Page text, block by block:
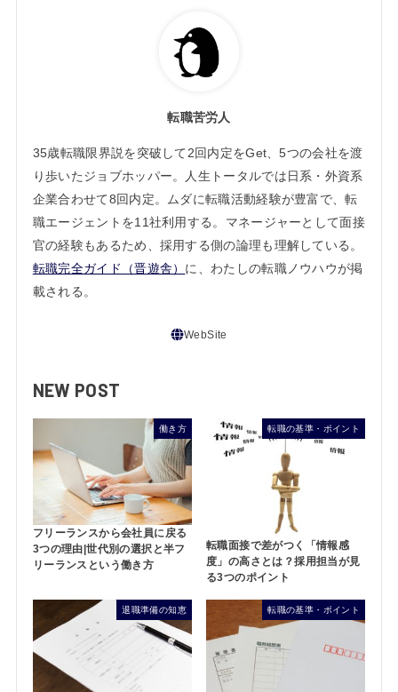
転職苦労人
35歳転職限界説を突破して2回内定をGet、5つの会社を渡
り歩いたジョブホッパー。人生トータルでは日系・外資系
企業合わせて8回内定。ムダに転職活動経験が豊富で、転
職エージェントを11社利用する。マネージャーとして面接
官の経験もあるため、採用する側の論理も理解している。
転職完全ガイド（晋遊舎） に、わたしの転職ノウハウが掲
載される。
NEW POST
働き方
フリーランスから会社員に戻る
3つの理由|世代別の選択と半フ
リーランスという働き方
転職の基準・ポイント
転職面接で差がつく「情報感
度」の高さとは？採用担当が見
る3つのポイント
退職準備の知恵 転職の基準・ポイント